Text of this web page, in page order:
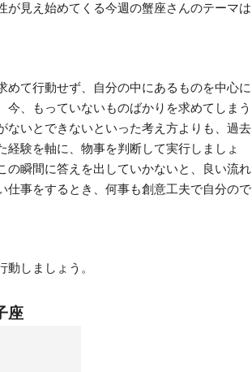
が見え始めてくる今週の蟹座さんのテーマは
て行動せず、自分の中にあるものを中心に
、もっていないものばかりを求めてしまう
ないとできないといった考え方よりも、過去
験を軸に、物事を判断して実行しましょ
の瞬間に答えを出していかないと、良い流れ
仕事をするとき、何事も創意工夫で自分ので
しましょう。
座